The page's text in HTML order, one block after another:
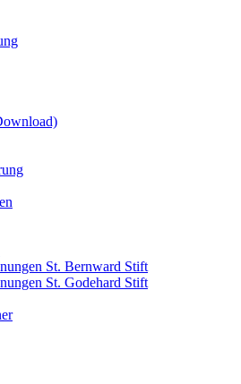
St. Bernward Stift
St. Godehard Stift